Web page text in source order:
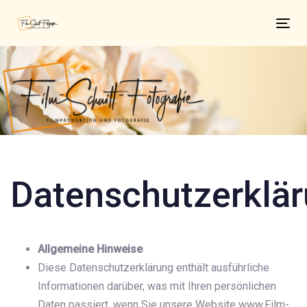
überspringen
primären
Navigation
springen
Zum
Inhalt
springen
Allgemeine Hinweise
Diese Datenschutzerklärung enthält ausführliche
Informationen darüber, was mit Ihren persönlichen